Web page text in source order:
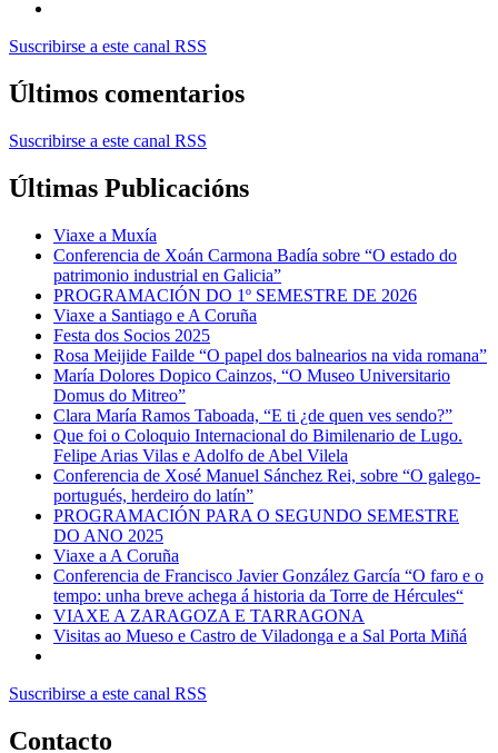
Suscribirse a este canal RSS
Últimos comentarios
Suscribirse a este canal RSS
Últimas Publicacións
Viaxe a Muxía
Conferencia de Xoán Carmona Badía sobre “O estado do
patrimonio industrial en Galicia”
PROGRAMACIÓN DO 1º SEMESTRE DE 2026
Viaxe a Santiago e A Coruña
Festa dos Socios 2025
Rosa Meijide Failde “O papel dos balnearios na vida romana”
María Dolores Dopico Cainzos, “O Museo Universitario
Domus do Mitreo”
Clara María Ramos Taboada, “E ti ¿de quen ves sendo?”
Que foi o Coloquio Internacional do Bimilenario de Lugo.
Felipe Arias Vilas e Adolfo de Abel Vilela
Conferencia de Xosé Manuel Sánchez Rei, sobre “O galego-
portugués, herdeiro do latín”
PROGRAMACIÓN PARA O SEGUNDO SEMESTRE
DO ANO 2025
Viaxe a A Coruña
Conferencia de Francisco Javier González García “O faro e o
tempo: unha breve achega á historia da Torre de Hércules“
VIAXE A ZARAGOZA E TARRAGONA
Visitas ao Mueso e Castro de Viladonga e a Sal Porta Miñá
Suscribirse a este canal RSS
Contacto